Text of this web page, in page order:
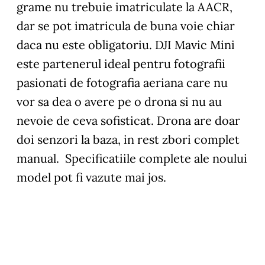
grame nu trebuie imatriculate la AACR,
dar se pot imatricula de buna voie chiar
daca nu este obligatoriu. DJI Mavic Mini
este partenerul ideal pentru fotografii
pasionati de fotografia aeriana care nu
vor sa dea o avere pe o drona si nu au
nevoie de ceva sofisticat. Drona are doar
doi senzori la baza, in rest zbori complet
manual. Specificatiile complete ale noului
model pot fi vazute mai jos.